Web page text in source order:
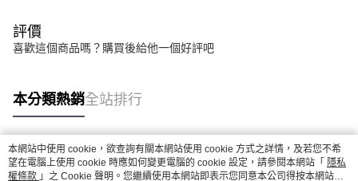
評價
喜歡這個商品嗎？購買後給他一個好評吧
本分類熱銷全站排行
熱門標籤
本網站中使用 cookie，欲查詢有關本網站使用 cookie 方式之詳情，及若您不希
望在電腦上使用 cookie 時應如何變更電腦的 cookie 設定，請參閱本網站「 隱私
權條款 」之 Cookie 聲明。您繼續使用本網站即表示您同意本公司得按本網站使